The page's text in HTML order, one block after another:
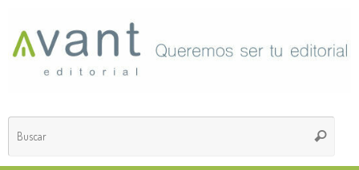
contenido
Buscar